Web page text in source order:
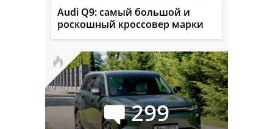
Audi Q9: самый большой и
роскошный кроссовер марки
299